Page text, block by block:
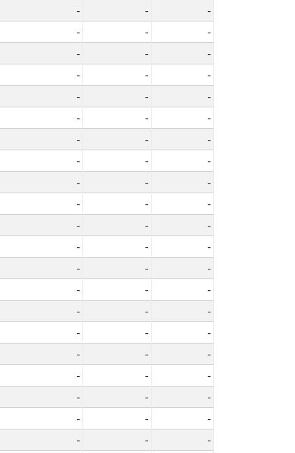
- -
-
- -
-
- -
-
- -
-
- -
-
- -
-
- -
-
- -
-
- -
-
- -
-
- -
-
- -
-
- -
-
- -
-
- -
-
- -
-
- -
-
- -
-
- -
-
- -
-
- -
-